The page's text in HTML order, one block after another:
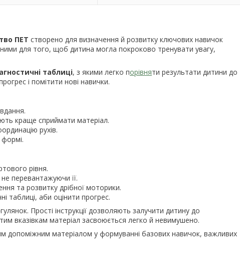
ПЕТ створено для визначення й розвитку ключових навичок
для того, щоб дитина могла покроково тренувати увагу,
таблиці, з якими легко порівняти результати дитини до
і помітити нові навички.
краще сприймати матеріал.
рухів.
формі.
рівня.
перевантажуючи її.
та розвитку дрібної моторики.
таблиці, аби оцінити прогрес.
Прості інструкції дозволяють залучити дитину до
вказівкам матеріал засвоюється легко й невимушено.
допоміжним матеріалом у формуванні базових навичок, важливих